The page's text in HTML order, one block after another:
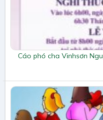
Cáo phó cha Vinhsơn